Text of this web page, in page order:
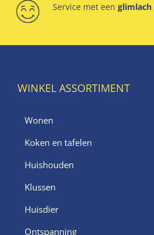
Service met een glimlach
WINKEL ASSORTIMENT
Wonen
Koken en tafelen
Huishouden
Klussen
Huisdier
Ontspanning